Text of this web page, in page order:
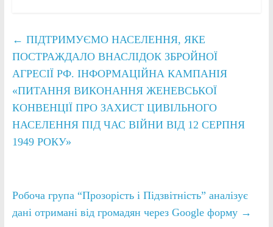
← ПІДТРИМУЄМО НАСЕЛЕННЯ, ЯКЕ
ПОСТРАЖДАЛО ВНАСЛІДОК ЗБРОЙНОЇ
АГРЕСІЇ РФ. ІНФОРМАЦІЙНА КАМПАНІЯ
«ПИТАННЯ ВИКОНАННЯ ЖЕНЕВСЬКОЇ
КОНВЕНЦІЇ ПРО ЗАХИСТ ЦИВІЛЬНОГО
НАСЕЛЕННЯ ПІД ЧАС ВІЙНИ ВІД 12 СЕРПНЯ
1949 РОКУ»
Робоча група “Прозорість і Підзвітність” аналізує
дані отримані від громадян через Google форму →